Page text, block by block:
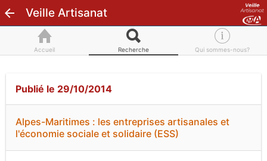
Veille Artisanat
Accueil Recherche Qui sommes-nous?
Publié le 29/10/2014
Alpes-Maritimes : les entreprises artisanales et
l'économie sociale et solidaire (ESS)